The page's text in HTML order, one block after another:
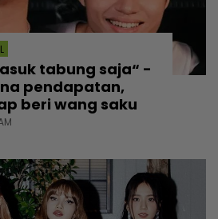
tabung saja“ -
pendapatan,
beri wang saku